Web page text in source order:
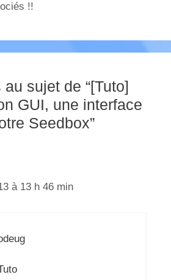
!!
sujet de “[Tuto]
GUI, une interface
Seedbox”
à 13 h 46 min